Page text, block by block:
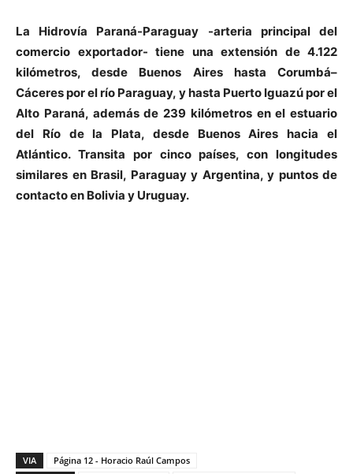
La Hidrovía Paraná-Paraguay -arteria principal del
comercio exportador- tiene una extensión de 4.122
kilómetros, desde Buenos Aires hasta Corumbá–
Cáceres por el río Paraguay, y hasta Puerto Iguazú por el
Alto Paraná, además de 239 kilómetros en el estuario
del Río de la Plata, desde Buenos Aires hacia el
Atlántico. Transita por cinco países, con longitudes
similares en Brasil, Paraguay y Argentina, y puntos de
contacto en Bolivia y Uruguay.
VIA
Página 12 - Horacio Raúl Campos